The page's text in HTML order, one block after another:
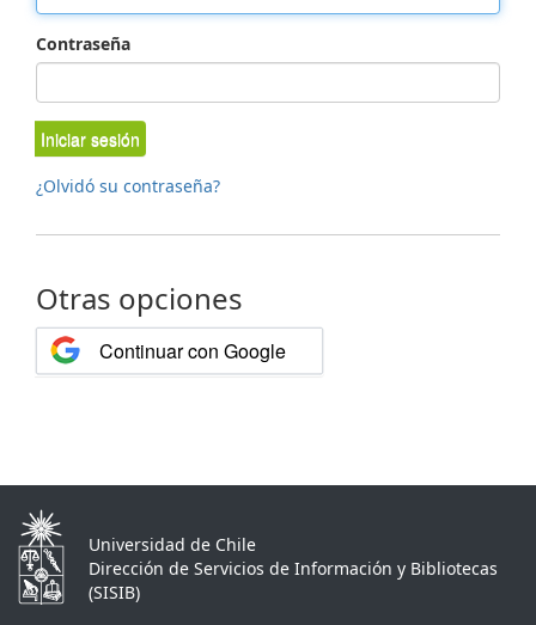
Contraseña
Iniciar sesión
¿Olvidó su contraseña?
Otras opciones
Continuar con Google
Universidad de Chile
Dirección de Servicios de Información y Bibliotecas
(SISIB)